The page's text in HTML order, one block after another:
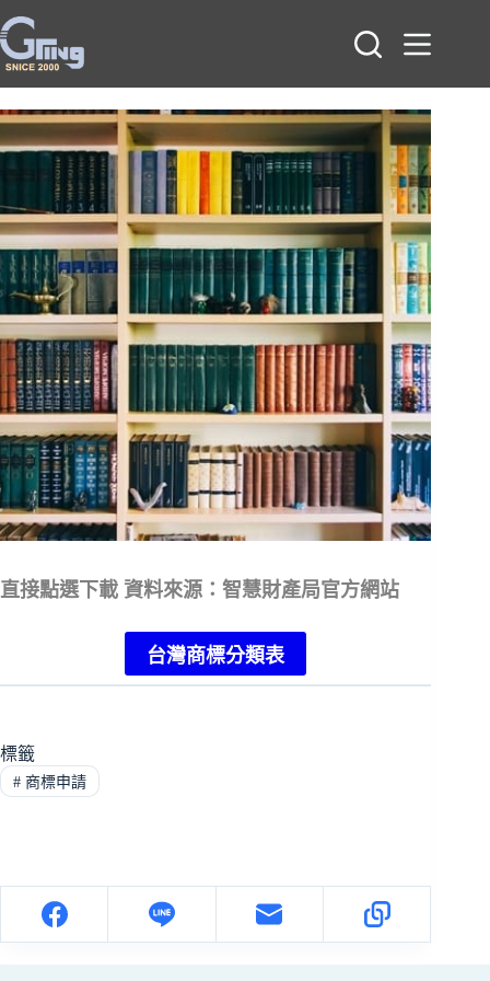
跳
至
主
要
內
容
直接點選下載 資料來源：智慧財產局官方網站
台灣商標分類表
標籤
#商標申請